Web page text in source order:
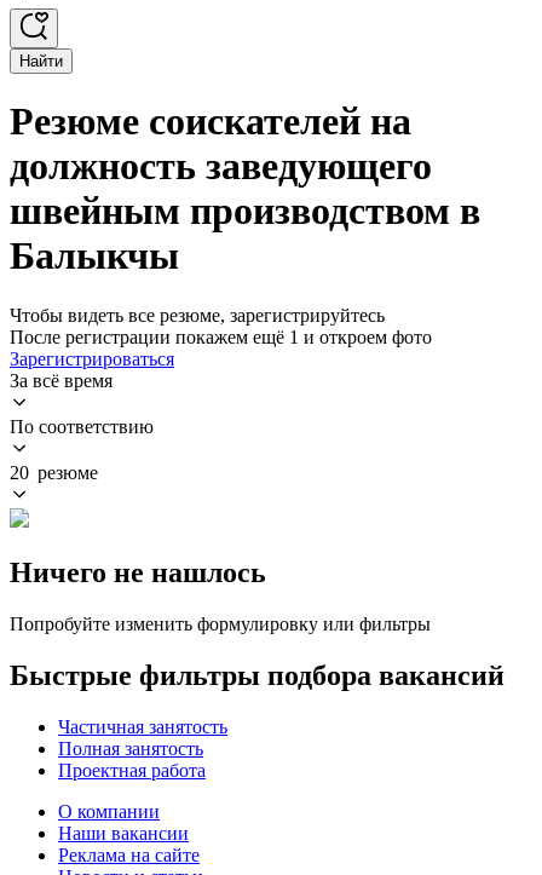
Найти
Резюме соискателей на
должность заведующего
швейным производством в
Балыкчы
Чтобы видеть все резюме, зарегистрируйтесь
После регистрации покажем ещё 1 и откроем фото
Зарегистрироваться
За всё время
По соответствию
20 резюме
Ничего не нашлось
Попробуйте изменить формулировку или фильтры
Быстрые фильтры подбора вакансий
Частичная занятость
Полная занятость
Проектная работа
О компании
Наши вакансии
Реклама на сайте